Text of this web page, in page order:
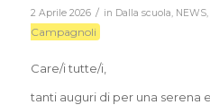
2 Aprile 2026 / in Dalla scuola, NEWS,
Campagnoli
Care/i tutte/i,
tanti auguri di per una serena